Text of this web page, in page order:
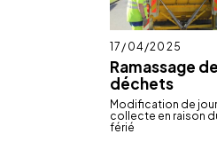
Ramassage
déchets
Publié
le
17/04/2025
Modi­fi­ca­tion de
collecte en raison du
férié